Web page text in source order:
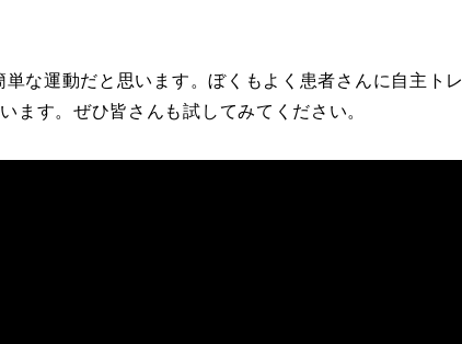
な運動だと思います。ぼくもよく患者さんに自主トレ
ます。ぜひ皆さんも試してみてください。